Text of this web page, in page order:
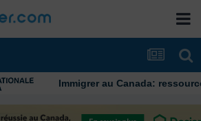
Immigrer au Canada: